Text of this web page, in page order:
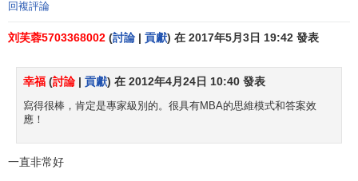
辦法把歐洲大陸的公司分成200個獨立自主的商業單位，每個
單位都有自己的利潤目標、員工激勵方式、重點顧客。“以前
“現在，我們儘力使員工學會自我管理。
正規化
度。如果一種工作的正規化程度較高，就意味著做這項工作
回複評論
刘芙蓉5703368002 (討論 | 貢獻) 在 2017年5月3日 19:42 發表
幸福 (討論 | 貢獻) 在 2012年4月24日 10:40 發表
寫得很棒，肯定是專家級別的。很具有MBA的思維模式和答案效
應！
一直非常好